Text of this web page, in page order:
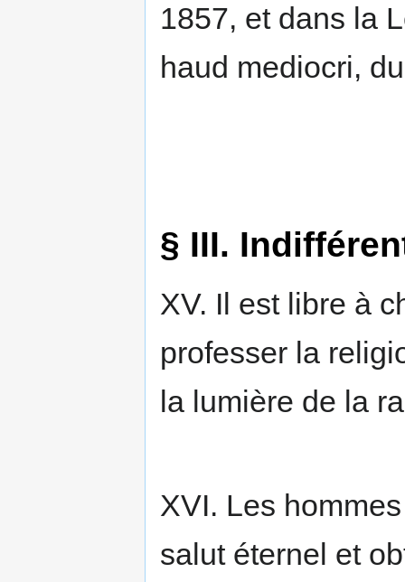
1857, et dans la
haud mediocri,
§ III.
XV. Il est libre à
professer la
la lumière de la
XVI. Les
salut éternel et